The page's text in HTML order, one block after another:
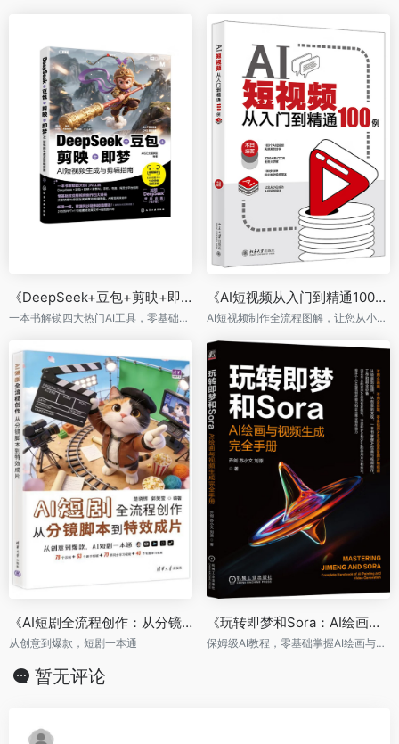
《DeepSeek+豆包+剪映+即梦：AI短视频生成与剪辑指南》
一本书解锁四大热门AI工具，零基础攻克短视频创作难关
《AI短视频从入门到精通100例》
AI短视频制作全流程图解，让您从小白成为AI短视频高手
《AI短剧全流程创作：从分镜脚本到特效成片》
从创意到爆款，短剧一本通
《玩转即梦和Sora：AI绘画与视频生成完全手册》
保姆级AI教程，零基础掌握AI绘画与AI视频
暂无评论